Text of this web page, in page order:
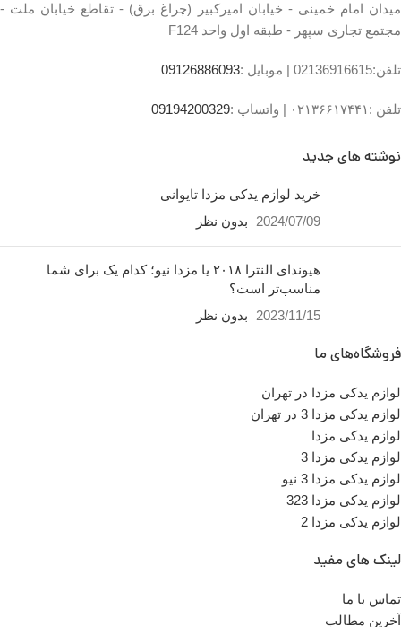
میدان امام خمینی - خیابان امیرکبیر (چراغ برق) - تقاطع خیابان ملت -
مجتمع تجاری سپهر - طبقه اول واحد F124
تلفن:02136916615 | موبایل :09126886093
تلفن :۰۲۱۳۶۶۱۷۴۴۱ | واتساپ :09194200329
نوشته های جدید
خرید لوازم یدکی مزدا تایوانی
2024/07/09
بدون نظر
هیوندای النترا ۲۰۱۸ یا مزدا نیو؛ کدام یک برای شما
مناسب‌تر است؟
2023/11/15
بدون نظر
فروشگاه‌های ما
لوازم یدکی مزدا در تهران
لوازم یدکی مزدا 3 در تهران
لوازم یدکی مزدا
لوازم یدکی مزدا 3
لوازم یدکی مزدا 3 نیو
لوازم یدکی مزدا 323
لوازم یدکی مزدا 2
لینک های مفید
تماس با ما
آخرین مطالب